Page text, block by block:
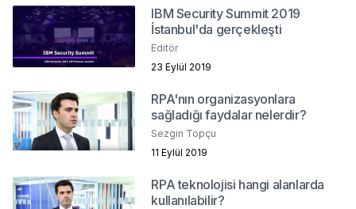
IBM Security Summit 2019
İstanbul'da gerçekleşti
Editör
23 Eylül 2019
RPA'nın organizasyonlara
sağladığı faydalar nelerdir?
Sezgin Topçu
11 Eylül 2019
RPA teknolojisi hangi alanlarda
kullanılabilir?